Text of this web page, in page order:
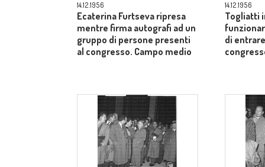
14.12.1956
Ecaterina Furtseva ripresa
mentre firma autografi ad un
gruppo di persone presenti
al congresso. Campo medio
14.12.1956
Togliatti
di